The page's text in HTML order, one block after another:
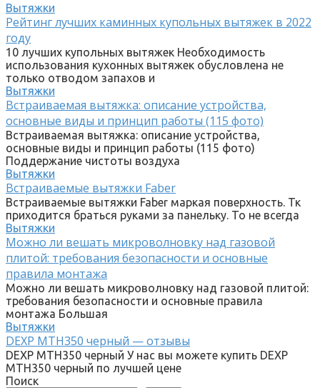
Вытяжки
Рейтинг лучших каминных купольных вытяжек в 2022
году
10 лучших купольных вытяжек Необходимость
использования кухонных вытяжек обусловлена не
только отводом запахов и
Вытяжки
Встраиваемая вытяжка: описание устройства,
основные виды и принцип работы (115 фото)
Встраиваемая вытяжка: описание устройства,
основные виды и принцип работы (115 фото)
Поддержание чистоты воздуха
Вытяжки
Встраиваемые вытяжки Faber
Встраиваемые вытяжки Faber маркая поверхность. Тк
приходится браться руками за панельку. То не всегда
Вытяжки
Можно ли вешать микроволновку над газовой
плитой: требования безопасности и основные
правила монтажа
Можно ли вешать микроволновку над газовой плитой:
требования безопасности и основные правила
монтажа Большая
Вытяжки
DEXP MTH350 черный — отзывы
DEXP MTH350 черный У нас вы можете купить DEXP
MTH350 черный по лучшей цене
Поиск